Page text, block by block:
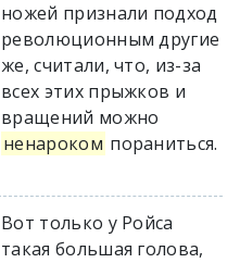
ножей признали подход
революционным другие
же, считали, что, из-за
всех этих прыжков и
вращений можно
ненароком пораниться.
Вот только у Ройса
такая большая голова,